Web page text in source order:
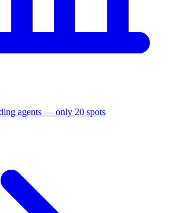
agents — only 20 spots